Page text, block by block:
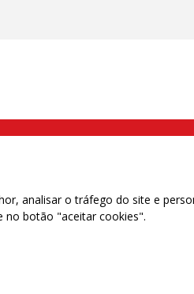
2108 9200 - Fax (11) 2108 9310
| 25.831.443 - Trabalhadores(as) na
analisar o tráfego do site e
no botão "aceitar cookies".